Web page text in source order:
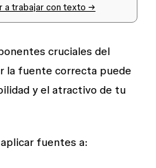
a trabajar con texto →
cruciales del
la fuente correcta puede
y el atractivo de tu
fuentes a: